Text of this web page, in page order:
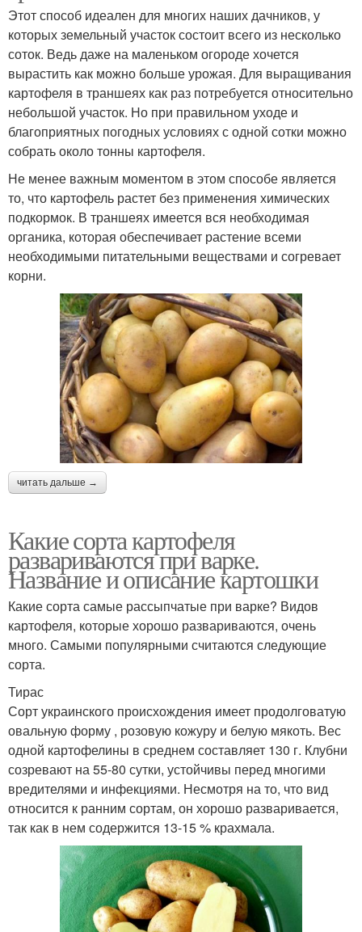
Этот способ идеален для многих наших дачников, у
которых земельный участок состоит всего из несколько
соток. Ведь даже на маленьком огороде хочется
вырастить как можно больше урожая. Для выращивания
картофеля в траншеях как раз потребуется относительно
небольшой участок. Но при правильном уходе и
благоприятных погодных условиях с одной сотки можно
собрать около тонны картофеля.
Не менее важным моментом в этом способе является
то, что картофель растет без применения химических
подкормок. В траншеях имеется вся необходимая
органика, которая обеспечивает растение всеми
необходимыми питательными веществами и согревает
корни.
читать дальше →
Какие сорта картофеля
развариваются при варке.
Название и описание картошки
Какие сорта самые рассыпчатые при варке? Видов
картофеля, которые хорошо развариваются, очень
много. Самыми популярными считаются следующие
сорта.
Тирас
Сорт украинского происхождения имеет продолговатую
овальную форму , розовую кожуру и белую мякоть. Вес
одной картофелины в среднем составляет 130 г. Клубни
созревают на 55-80 сутки, устойчивы перед многими
вредителями и инфекциями. Несмотря на то, что вид
относится к ранним сортам, он хорошо разваривается,
так как в нем содержится 13-15 % крахмала.